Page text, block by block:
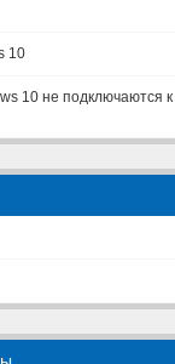
10
10 не подключаются к